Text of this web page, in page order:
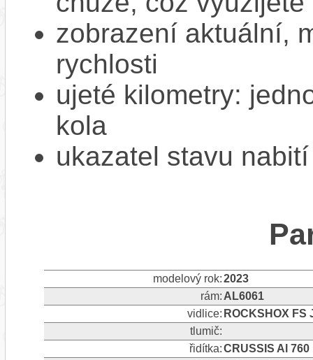
zobrazení aktuální,
rychlosti
ujeté kilometry:
kola
ukazatel stavu
modelový rok:2023
rám: AL6061
vidlice: ROCKSHOX
tlumič:
řidítka:CRUSSIS Al 760